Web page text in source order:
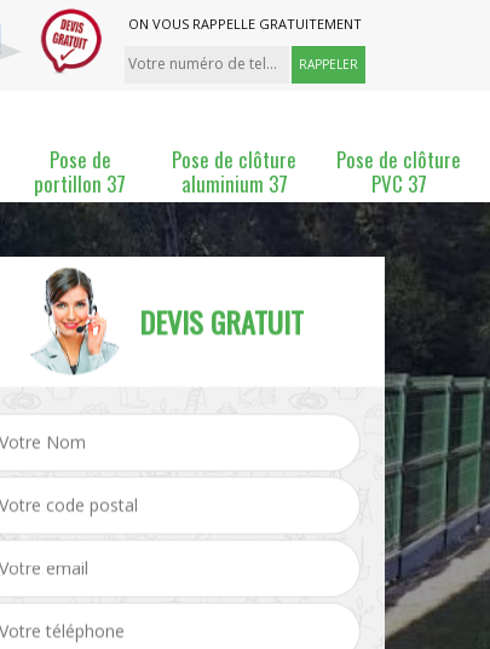
ON VOUS RAPPELLE GRATUITEMENT
Pose de
portillon 37
Pose de clôture
aluminium 37
Pose de clôture
PVC 37
Pose et changement de Pose de grillage 37
DEVIS GRATUIT